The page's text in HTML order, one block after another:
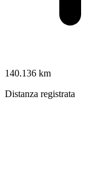
140.136 km
Distanza registrata